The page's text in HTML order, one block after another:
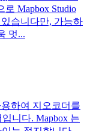
Mapbox Studio
습니다만, 가능하
멋...
하여 지오코더를
니다. Mapbox 는